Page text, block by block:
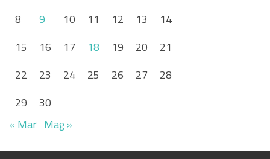
8
9 10 11 12 13
14
15
16 17 18 19 20
21
22
23 24 25 26 27
28
29
30
« Mar Mag »